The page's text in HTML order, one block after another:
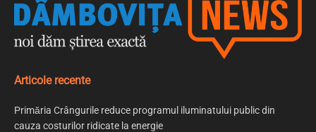
Articole recente
Primăria Crângurile reduce programul iluminatului public din
cauza costurilor ridicate la energie